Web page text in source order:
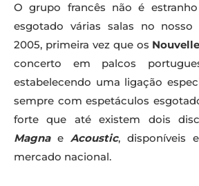
O grupo francês não é
esgotado várias salas no nosso
2005, primeira vez que os
concerto em palcos
estabelecendo uma ligação
sempre com espetáculos
forte que até existem dois
Magnae Acoustic, disponíveis
mercado nacional.